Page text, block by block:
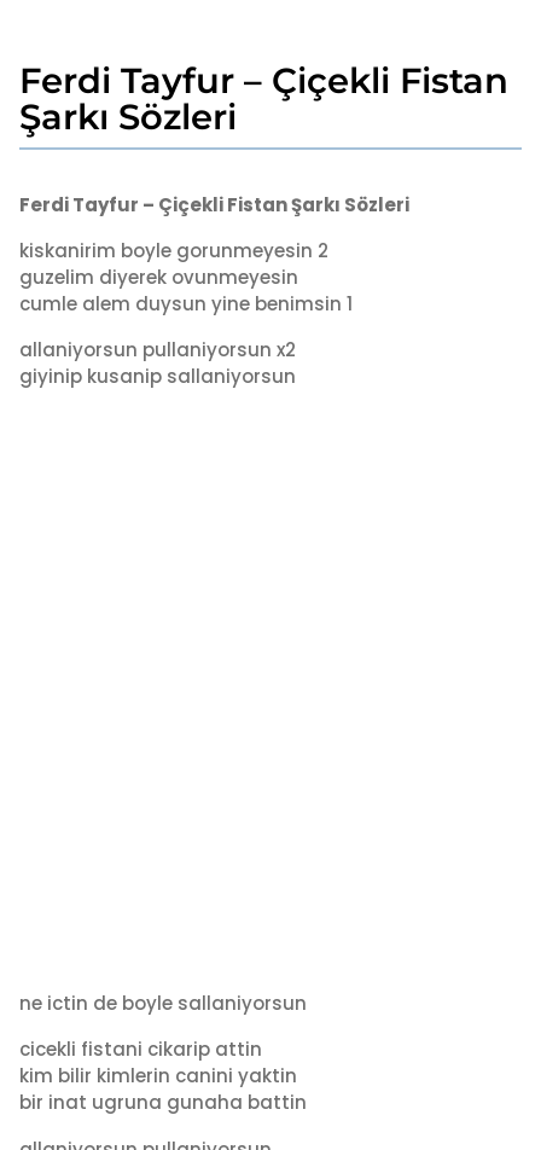
7
y
ı
l
g
7
y
ı
l
a
g
Ferdi Tayfur – Çiçekli Fistan
Şarkı Sözleri
y
a
d
m
i
n
Ferdi Tayfur – Çiçekli Fistan Şarkı Sözleri
kiskanirim boyle gorunmeyesin 2
guzelim diyerek ovunmeyesin
cumle alem duysun yine benimsin 1
allaniyorsun pullaniyorsun x2
giyinip kusanip sallaniyorsun
ne ictin de boyle sallaniyorsun
cicekli fistani cikarip attin
kim bilir kimlerin canini yaktin
bir inat ugruna gunaha battin